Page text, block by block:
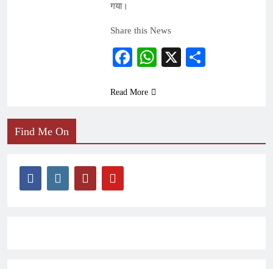
गया।
Share this News
Facebook
WhatsApp
X
Read More
Find Me On